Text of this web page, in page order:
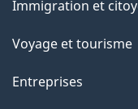
a
g
sujets
Immigration et
Voyage et tourisme
Entreprises